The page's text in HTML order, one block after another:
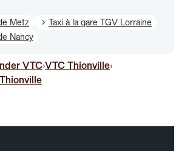
Metz
Taxi à la gare TGV Lorraine
Nancy
VTC›VTC Thionville›